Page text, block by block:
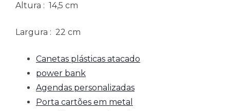
Altura : 14,5 cm
Largura : 22 cm
Canetas plásticas atacado
power bank
Agendas personalizadas
Porta cartões em metal